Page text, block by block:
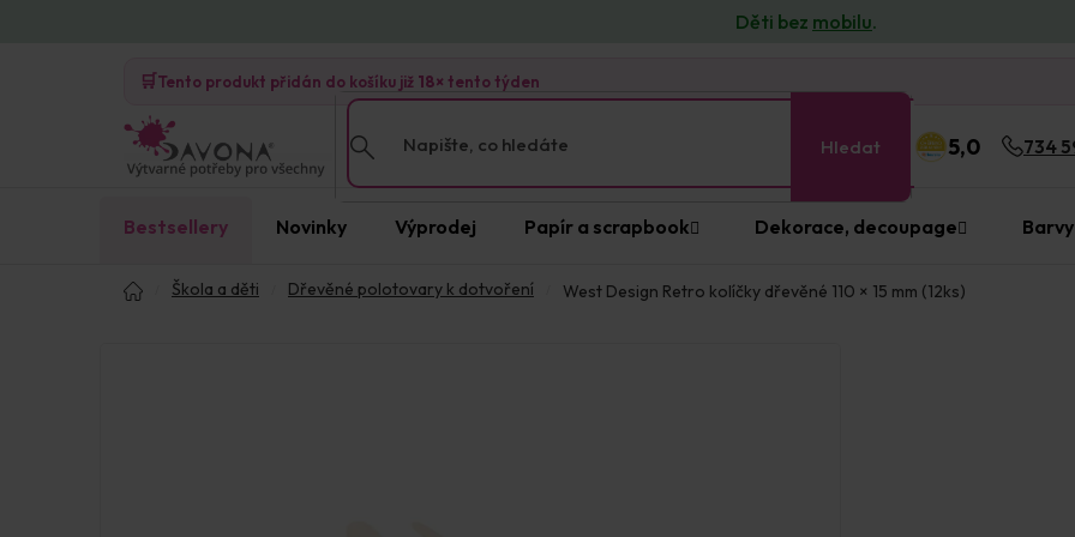
Děti bez mobilu.
🛒Tento produkt přidán do košíku již 18× tento týden
Hledat 5,0 734
Bestsellery Novinky Výprodej Papír a scrapbook Dekorace, decoupage
Škola a děti Dřevěné polotovary k dotvoření West Design Retro kolíčky dřevěné 110 × 15 mm (12ks)